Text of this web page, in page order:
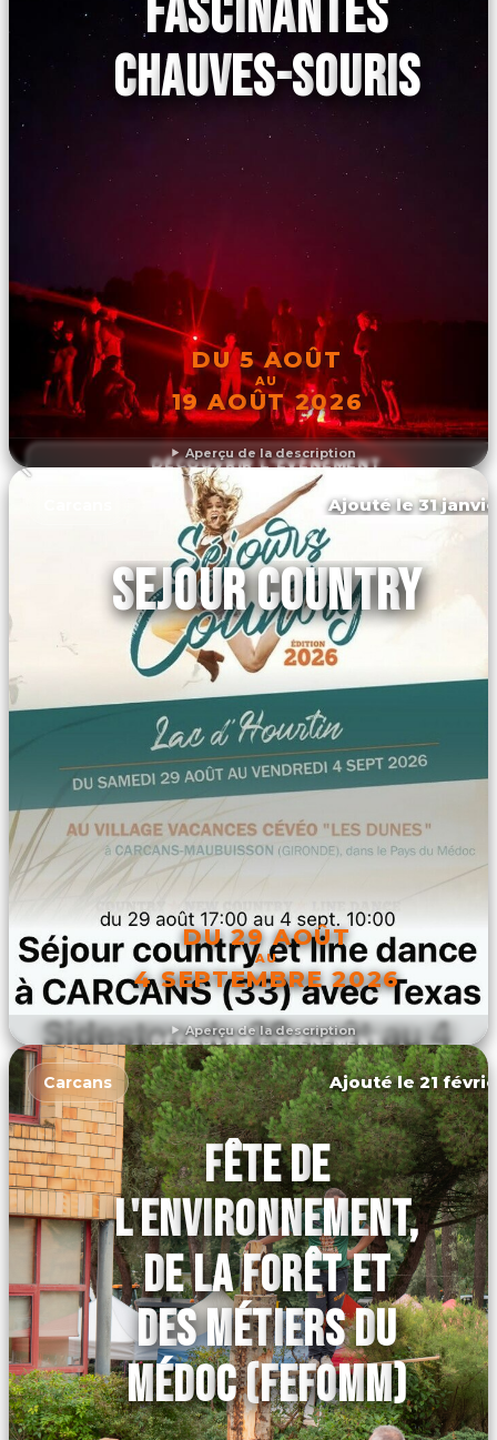
Aperçu de la description
FASCINANTES
CHAUVES-SOURIS
DU 5 AOÛT
AU
19 AOÛT 2026
DÉCOUVRIR L'ÉVÉNEMENT
Aperçu de la description
Ajouté le 31
SEJOUR COUNTRY
DU 29 AOÛT
AU
4 SEPTEMBRE 2026
DÉCOUVRIR L'ÉVÉNEMENT
Carcans Ajouté le 21
FÊTE DE
L'ENVIRONNEMENT,
DE LA FORÊT ET
DES MÉTIERS DU
MÉDOC (FEFOMM)